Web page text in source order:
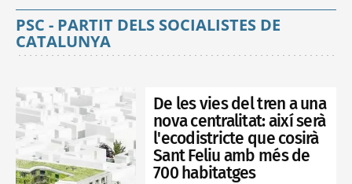
PSC - PARTIT DELS SOCIALISTES DE
CATALUNYA
De les vies del tren a una
nova centralitat: així serà
l'ecodistricte que cosirà
Sant Feliu amb més de
700 habitatges